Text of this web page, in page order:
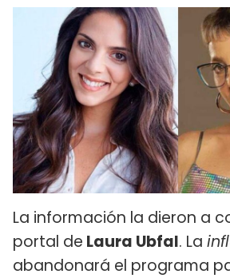
La información la dieron a
portal de Laura Ubfal. La
abandonará el programa